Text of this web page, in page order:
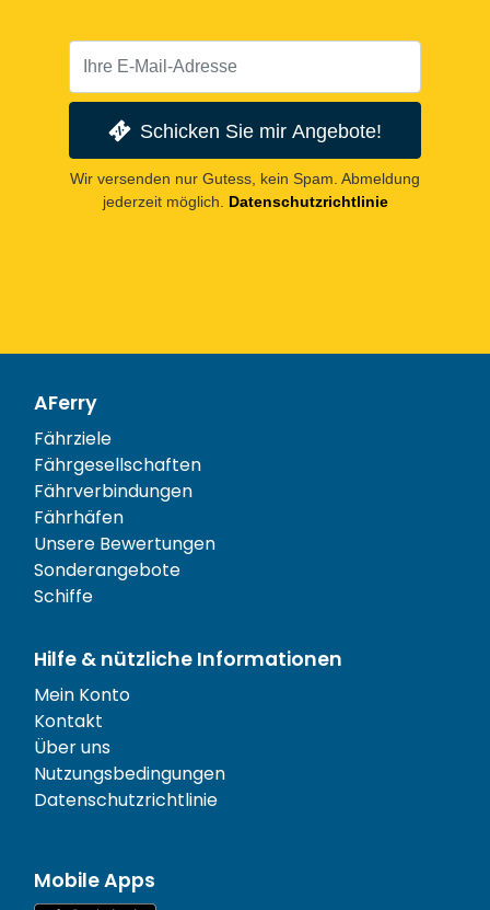
Schicken Sie mir Angebote!
Wir versenden nur Gutess, kein Spam. Abmeldung
jederzeit möglich.
Datenschutzrichtlinie
AFerry
Fährziele
Fährgesellschaften
Fährverbindungen
Fährhäfen
Unsere Bewertungen
Sonderangebote
Schiffe
Hilfe & nützliche Informationen
Mein Konto
Kontakt
Über uns
Nutzungsbedingungen
Datenschutzrichtlinie
Mobile Apps